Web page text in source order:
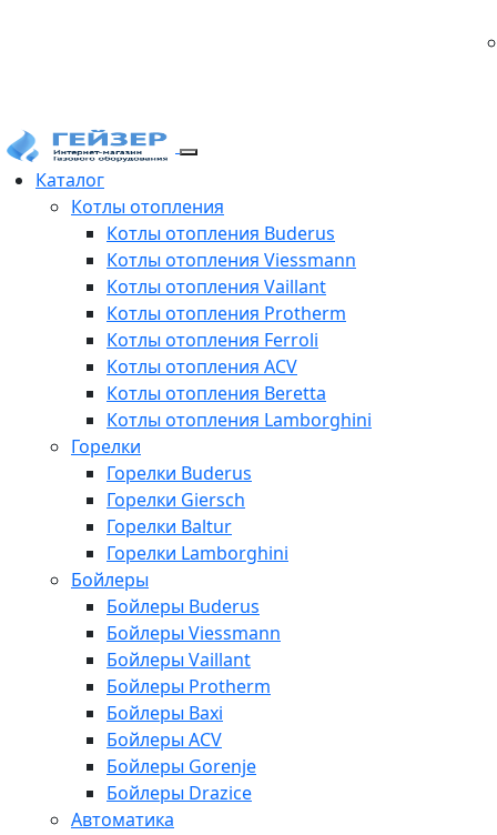
Каталог
Котлы отопления
Котлы отопления Buderus
Котлы отопления Viessmann
Котлы отопления Vaillant
Котлы отопления Protherm
Котлы отопления Ferroli
Котлы отопления ACV
Котлы отопления Beretta
Котлы отопления Lamborghini
Горелки
Горелки Buderus
Горелки Giersch
Горелки Baltur
Горелки Lamborghini
Бойлеры
Бойлеры Buderus
Бойлеры Viessmann
Бойлеры Vaillant
Бойлеры Protherm
Бойлеры Baxi
Бойлеры ACV
Бойлеры Gorenje
Бойлеры Drazice
Автоматика